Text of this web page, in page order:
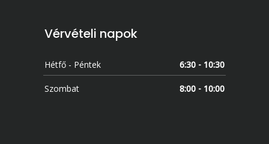
Vérvételi napok
Hétfő - Péntek 6:30 - 10:30
Szombat 8:00 - 10:00